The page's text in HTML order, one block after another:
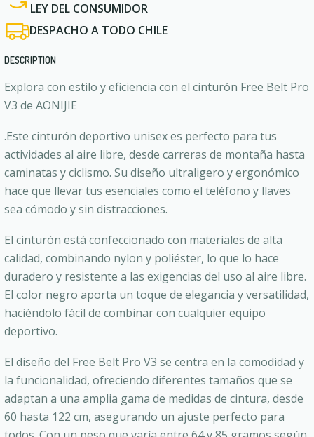
LEY DEL CONSUMIDOR
DESPACHO A TODO CHILE
DESCRIPTION
Explora con estilo y eficiencia con el cinturón Free Belt Pro
V3 de AONIJIE
.Este cinturón deportivo unisex es perfecto para tus
actividades al aire libre, desde carreras de montaña hasta
caminatas y ciclismo. Su diseño ultraligero y ergonómico
hace que llevar tus esenciales como el teléfono y llaves
sea cómodo y sin distracciones.
El cinturón está confeccionado con materiales de alta
calidad, combinando nylon y poliéster, lo que lo hace
duradero y resistente a las exigencias del uso al aire libre.
El color negro aporta un toque de elegancia y versatilidad,
haciéndolo fácil de combinar con cualquier equipo
deportivo.
El diseño del Free Belt Pro V3 se centra en la comodidad y
la funcionalidad, ofreciendo diferentes tamaños que se
adaptan a una amplia gama de medidas de cintura, desde
60 hasta 122 cm, asegurando un ajuste perfecto para